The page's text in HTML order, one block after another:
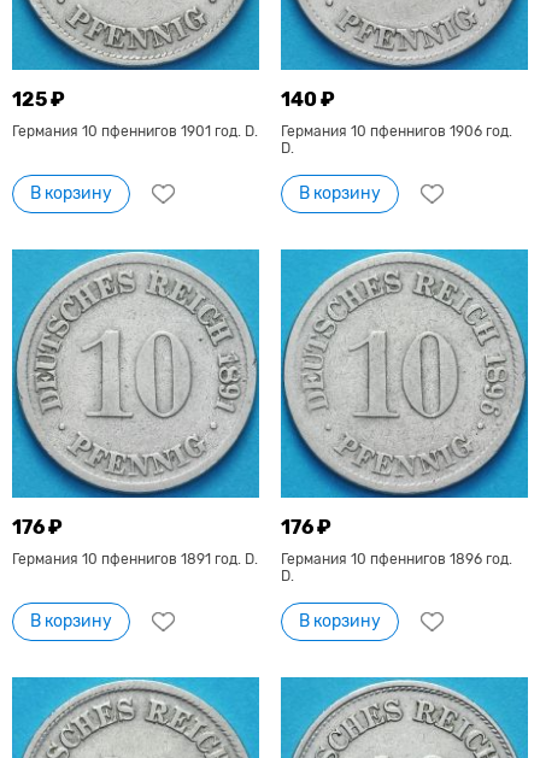
125 ₽
Германия 10 пфеннигов 1901 год. D.
В корзину
140 ₽
Германия 10 пфеннигов 1906 год.
D.
В корзину
176 ₽
Германия 10 пфеннигов 1891 год. D.
В корзину
176 ₽
Германия 10 пфеннигов 1896 год.
D.
В корзину